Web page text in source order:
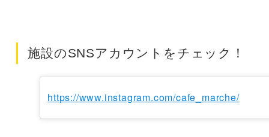
施設のSNSアカウントをチェック！
https://www.instagram.com/cafe_marche/